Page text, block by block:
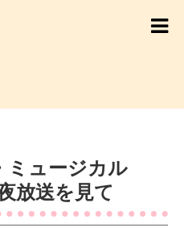
ミュージカル
放送を見て